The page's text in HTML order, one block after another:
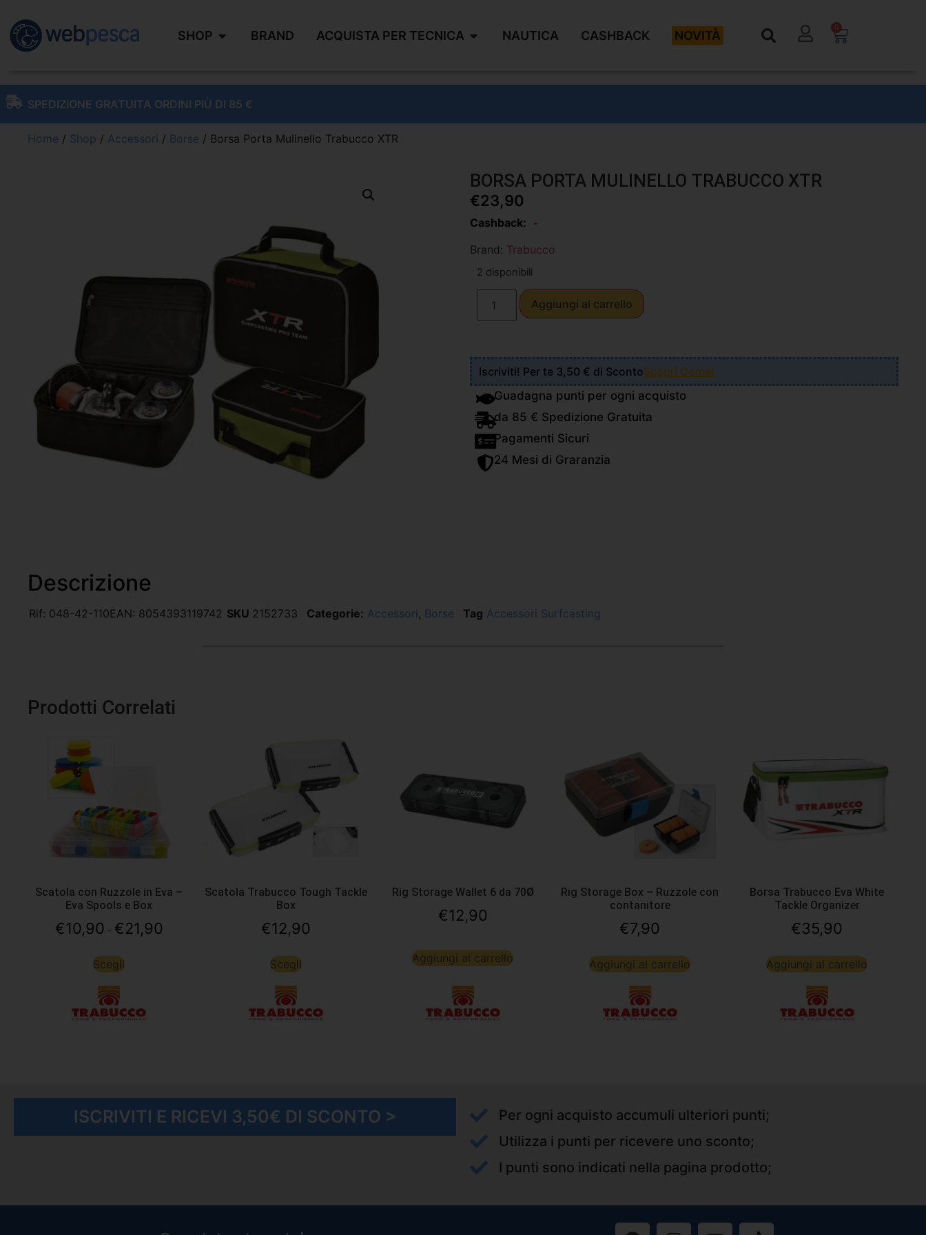
SHOP BRAND ACQUISTA PER TECNICA NAUTICA CASHBACK NOVITÀ
0
SPEDIZIONE GRATUITA ORDINI PIÙ DI 85 €
Home / Shop / Accessori / Borse / Borsa Porta Mulinello Trabucco XTR
BORSA PORTA MULINELLO TRABUCCO XTR
€23,90
Cashback: -
Brand: Trabucco
2 disponibili
Aggiungi al carrello
Iscriviti! Per te 3,50 € di ScontoScopri Come!
Guadagna punti per ogni acquisto
da 85 € Spedizione Gratuita
Pagamenti Sicuri
24 Mesi di Graranzia
Descrizione
Rif: 048-42-110EAN: 8054393119742 SKU 2152733 Categorie: Accessori , Borse Tag Accessori Surfcasting
Prodotti Correlati
Scatola con Ruzzole in Eva –
Eva Spools e Box
€10,90 - €21,90
Scegli
Scatola Trabucco Tough Tackle
Box
€12,90
Scegli
Rig Storage Wallet 6 da 70Ø
€12,90
Aggiungi al carrello
Rig Storage Box – Ruzzole con
contanitore
€7,90
Aggiungi al carrello
Borsa Trabucco Eva White
Tackle Organizer
€35,90
Aggiungi al carrello
ISCRIVITI E RICEVI 3,50€ DI SCONTO >
Per ogni acquisto accumuli ulteriori punti;
Utilizza i punti per ricevere uno sconto;
I punti sono indicati nella pagina prodotto;